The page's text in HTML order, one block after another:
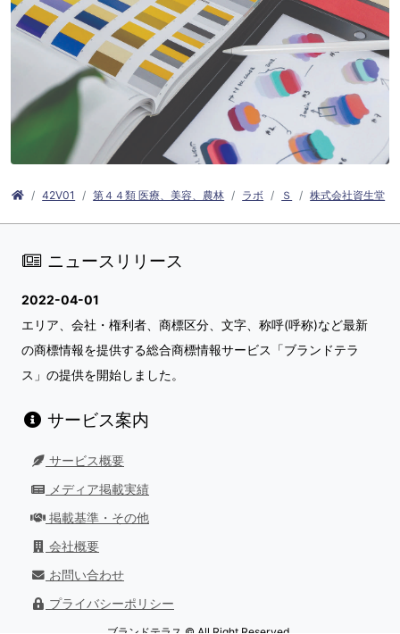
42V01 第４４類 医療、美容、農林 ラボ Ｓ 株式会社資生堂
ニュースリリース
2022-04-01
エリア、会社・権利者、商標区分、文字、称呼(呼称)など最新
の商標情報を提供する総合商標情報サービス「ブランドテラ
ス」の提供を開始しました。
サービス案内
サービス概要
メディア掲載実績
掲載基準・その他
会社概要
お問い合わせ
プライバシーポリシー